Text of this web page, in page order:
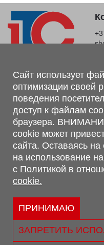
Магазин, склад
г. Минск, Минский р-н, п.
223062
г. Брест, ул. Лейтенанта
Обращаем Ваше внимание,
информация, касающаяся
характеристик, цветовых
сервисного обслуживания
не является публичной
Гражданского кодекса
Политика обработки
Политикой в отношении
Сайт использует
оптимизации своей
поведения
доступ к файлам
браузера.
cookie может
сайта. Оставаясь
на использование
с Политикой в
cookie.
ПРИНИМАЮ
ЗАПРЕТИТЬ